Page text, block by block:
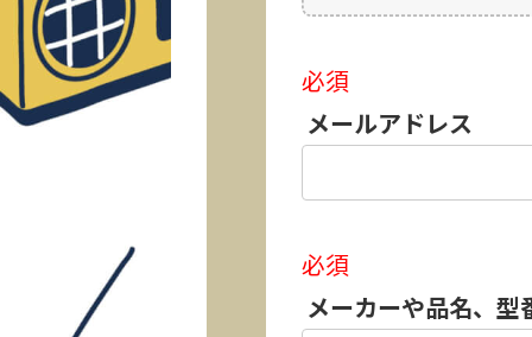
必須
メールアドレス
必須
メーカーや品名、型